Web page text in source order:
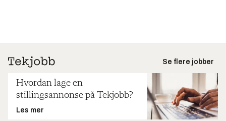
Se flere jobber
Hvordan lage en
stillingsannonse på Tekjobb?
Les mer